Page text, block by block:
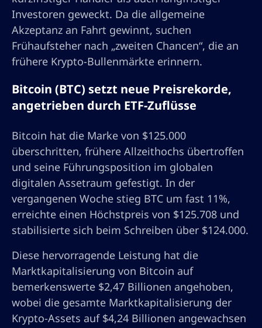
Investoren geweckt. Da die allgemeine
Akzeptanz an Fahrt gewinnt, suchen
Frühaufsteher nach „zweiten Chancen“, die an
frühere Krypto-Bullenmärkte erinnern.
Bitcoin (BTC) setzt neue Preisrekorde,
angetrieben durch ETF-Zuflüsse
Bitcoin hat die Marke von $125.000
überschritten, frühere Allzeithochs übertroffen
und seine Führungsposition im globalen
digitalen Assetraum gefestigt. In der
vergangenen Woche stieg BTC um fast 11%,
erreichte einen Höchstpreis von $125.708 und
stabilisierte sich beim Schreiben über $124.000.
Diese hervorragende Leistung hat die
Marktkapitalisierung von Bitcoin auf
bemerkenswerte $2,47 Billionen angehoben,
wobei die gesamte Marktkapitalisierung der
Krypto-Assets auf $4,24 Billionen angewachsen